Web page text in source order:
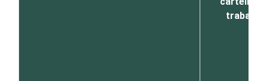
trabalho